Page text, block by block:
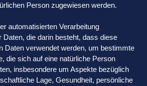
Person zugewiesen werden.
automatisierten Verarbeitung
Daten, die darin besteht, dass diese
Daten verwendet werden, um bestimmte
die sich auf eine natürliche Person
insbesondere um Aspekte bezüglich
Lage, Gesundheit, persönliche